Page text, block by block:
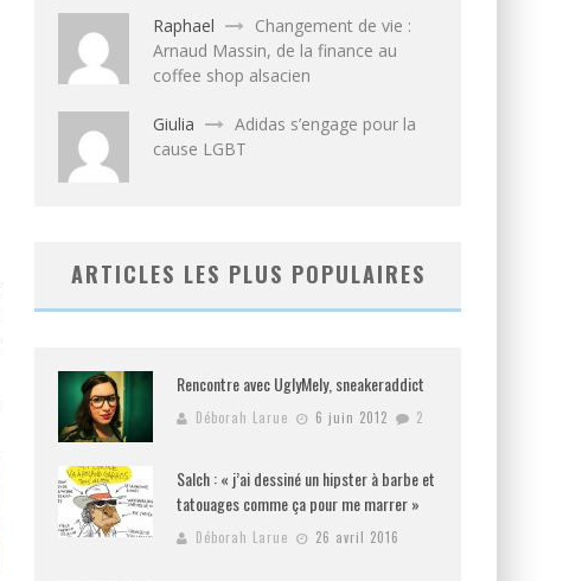
Raphael
Changement de vie :
Arnaud Massin, de la finance au
coffee shop alsacien
Giulia
Adidas s’engage pour la
cause LGBT
ARTICLES LES PLUS POPULAIRES
Rencontre avec UglyMely, sneakeraddict
Déborah Larue 6 juin 2012 2
Salch : « j’ai dessiné un hipster à barbe et
tatouages comme ça pour me marrer »
Déborah Larue 26 avril 2016